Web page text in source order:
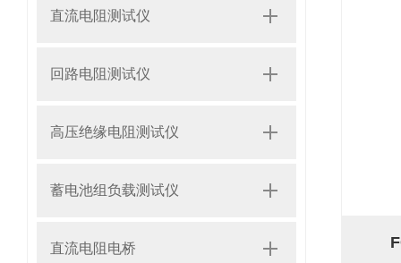
直流电阻测试仪
回路电阻测试仪
高压绝缘电阻测试仪
蓄电池组负载测试仪
直流电阻电桥